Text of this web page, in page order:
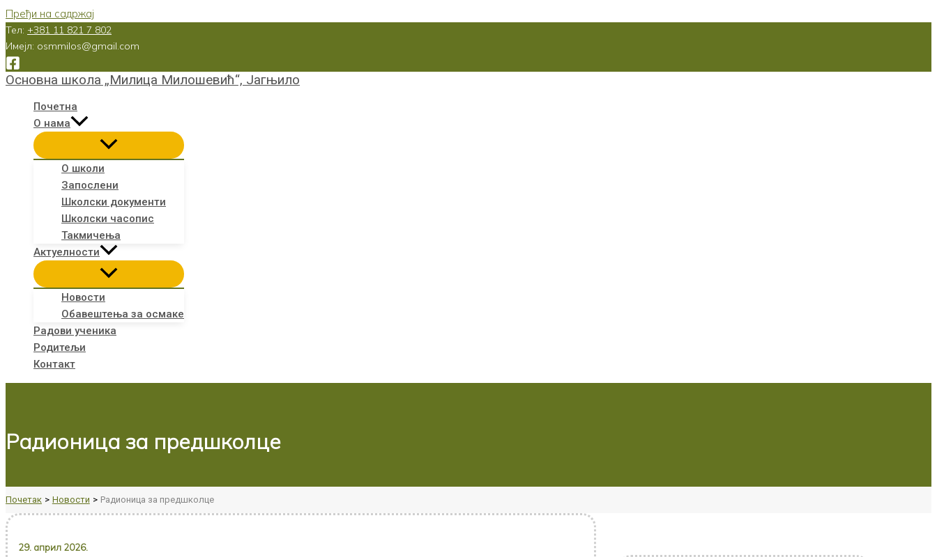
Пређи на садржај
Тел: +381 11 821 7 802
Имејл: osmmilos@gmail.com
Основна школа „Милица Милошевић“, Јагњило
Почетна
О нама
О школи
Запослени
Школски документи
Школски часопис
Такмичења
Актуелности
Новости
Обавештења за осмаке
Радови ученика
Родитељи
Контакт
Радионица за предшколце
Почетак Новости Радионица за предшколце
29. април 2026.